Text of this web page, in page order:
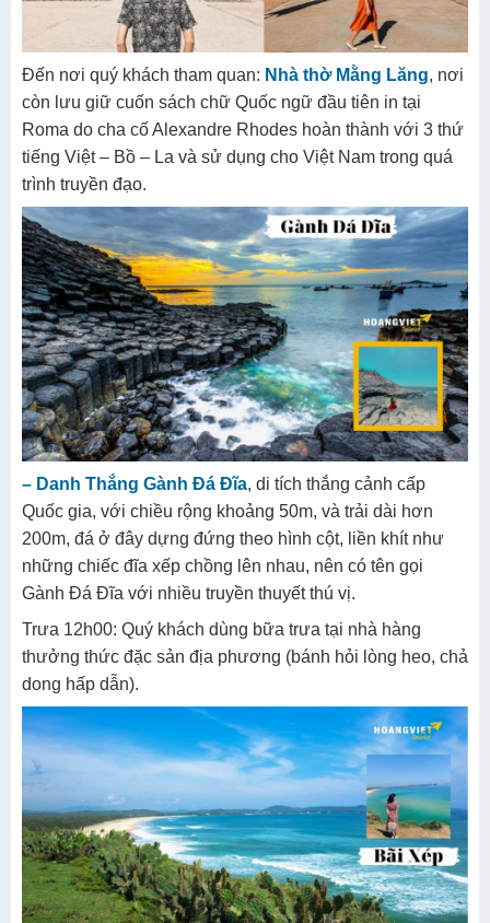
Đến nơi quý khách tham quan: Nhà thờ Mằng Lăng, nơi
còn lưu giữ cuốn sách chữ Quốc ngữ đầu tiên in tại
Roma do cha cố Alexandre Rhodes hoàn thành với 3 thứ
tiếng Việt – Bồ – La và sử dụng cho Việt Nam trong quá
trình truyền đạo.
– Danh Thắng Gành Đá Đĩa, di tích thắng cảnh cấp
Quốc gia, với chiều rộng khoảng 50m, và trải dài hơn
200m, đá ở đây dựng đứng theo hình cột, liền khít như
những chiếc đĩa xếp chồng lên nhau, nên có tên gọi
Gành Đá Đĩa với nhiều truyền thuyết thú vị.
Trưa 12h00: Quý khách dùng bữa trưa tại nhà hàng
thưởng thức đặc sản địa phương (bánh hỏi lòng heo, chả
dong hấp dẫn).